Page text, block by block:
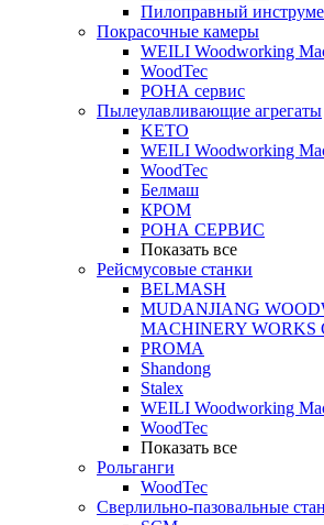
Пилоправный
Покрасочные камеры
WEILI Woodworking
WoodTec
РОНА сервис
Пылеулавливающие агрегаты
KETO
WEILI Woodworking
WoodTec
Белмаш
КРОМ
РОНА СЕРВИС
Показать все
Рейсмусовые станки
BELMASH
MUDANJIANG
MACHINERY WORKS
PROMA
Shandong
Stalex
WEILI Woodworking
WoodTec
Показать все
Рольганги
WoodTec
Сверлильно-пазовальные